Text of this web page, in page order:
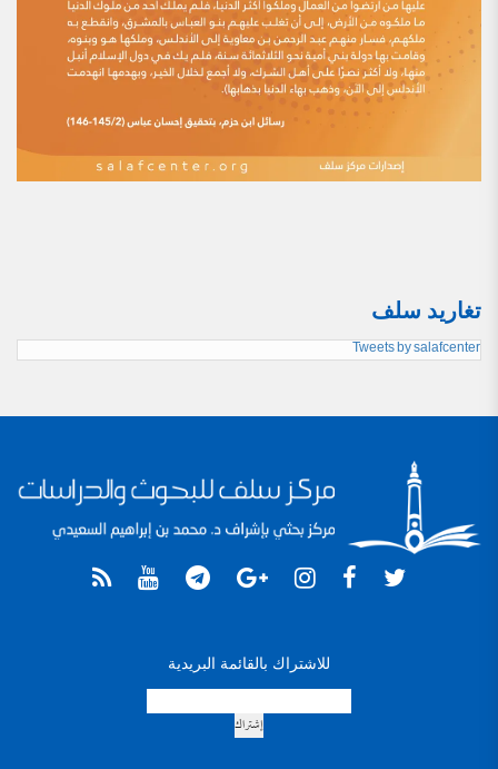
تغاريد سلف
Tweets by salafcenter
للاشتراك بالقائمة البريدية